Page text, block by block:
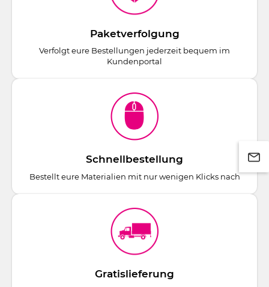
Paketverfolgung
Verfolgt eure Bestellungen jederzeit bequem im
Kundenportal
Schnellbestellung
Bestellt eure Materialien mit nur wenigen Klicks nach
Gratislieferung